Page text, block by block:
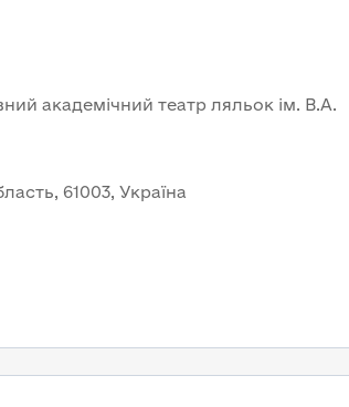
академічний театр ляльок ім. В.А.
61003, Україна